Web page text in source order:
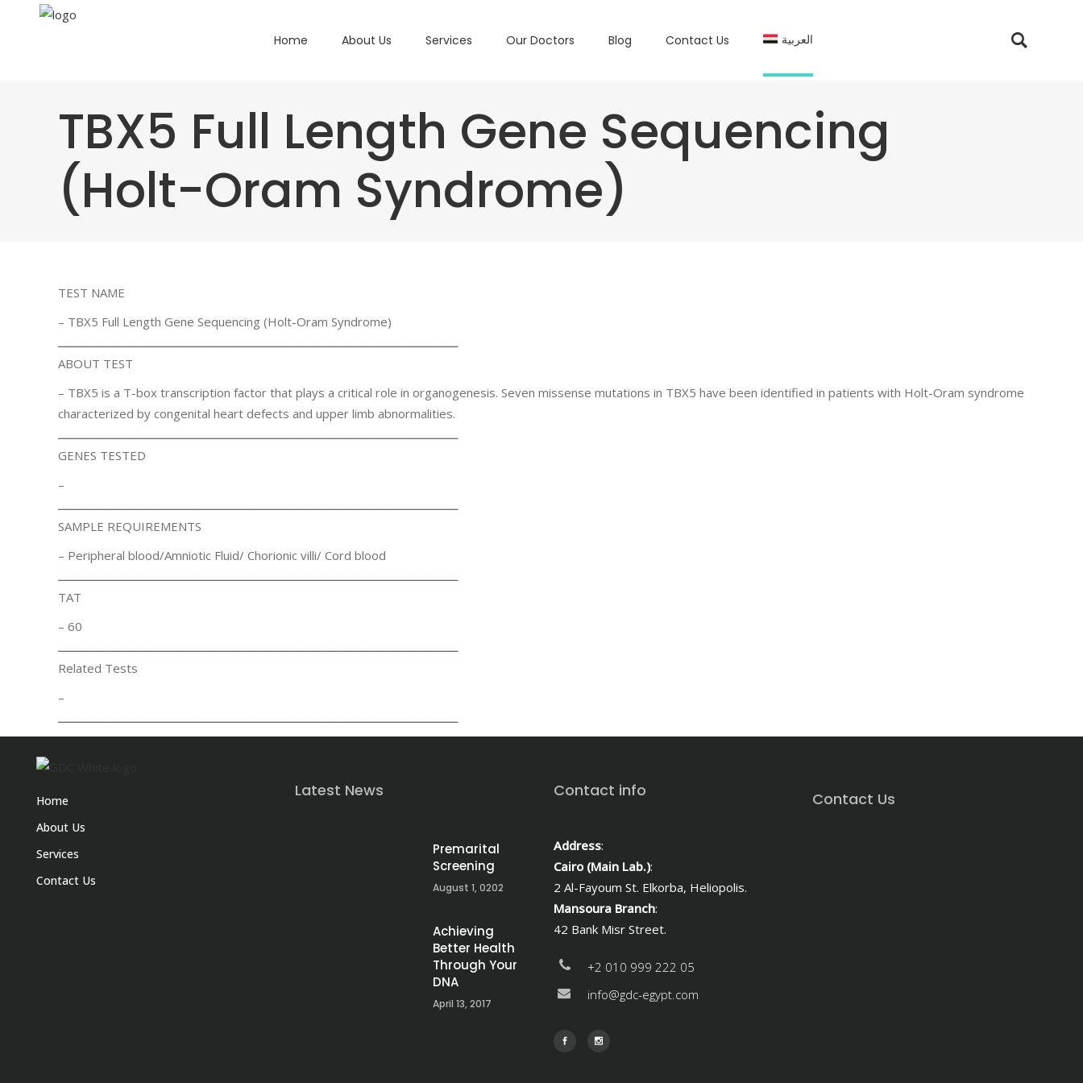
العربية Home About Us Services Our Doctors Blog Contact Us
TBX5 Full Length Gene Sequencing
(Holt-Oram Syndrome)
TEST NAME
– TBX5 Full Length Gene Sequencing (Holt-Oram Syndrome)
ــــــــــــــــــــــــــــــــــــــــــــــــــــــــــــــــــــــــــــــــــــــــــــــــــــــــــــــــــــــــــــ
ABOUT TEST
– TBX5 is a T-box transcription factor that plays a critical role in organogenesis. Seven missense mutations in TBX5 have been identified in patients with Holt-Oram syndrome
characterized by congenital heart defects and upper limb abnormalities.
ــــــــــــــــــــــــــــــــــــــــــــــــــــــــــــــــــــــــــــــــــــــــــــــــــــــــــــــــــــــــــــ
GENES TESTED
–
ــــــــــــــــــــــــــــــــــــــــــــــــــــــــــــــــــــــــــــــــــــــــــــــــــــــــــــــــــــــــــــ
SAMPLE REQUIREMENTS
– Peripheral blood/Amniotic Fluid/ Chorionic villi/ Cord blood
ــــــــــــــــــــــــــــــــــــــــــــــــــــــــــــــــــــــــــــــــــــــــــــــــــــــــــــــــــــــــــــ
TAT
– 60
ــــــــــــــــــــــــــــــــــــــــــــــــــــــــــــــــــــــــــــــــــــــــــــــــــــــــــــــــــــــــــــ
Related Tests
–
ــــــــــــــــــــــــــــــــــــــــــــــــــــــــــــــــــــــــــــــــــــــــــــــــــــــــــــــــــــــــــــ
Home
About Us
Services
Contact Us
Latest News
Premarital
Screening
August 1, 0202
Achieving
Better Health
Through Your
DNA
April 13, 2017
Contact info
Address:
Cairo (Main Lab.):
2 Al-Fayoum St. Elkorba, Heliopolis.
Mansoura Branch:
42 Bank Misr Street.
+2 010 999 222 05
info@gdc-egypt.com
Contact Us